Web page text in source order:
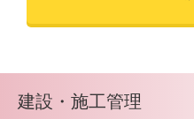
建設・施工管理